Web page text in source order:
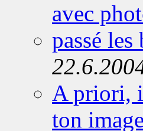
avec
passé
A priori,
ton image